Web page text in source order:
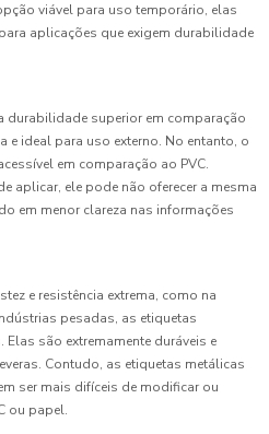
viável para uso temporário, elas
aplicações que exigem durabilidade
durabilidade superior em comparação
e ideal para uso externo. No entanto, o
em comparação ao PVC.
aplicar, ele pode não oferecer a mesma
em menor clareza nas informações
e resistência extrema, como na
pesadas, as etiquetas
são extremamente duráveis e
Contudo, as etiquetas metálicas
ser mais difíceis de modificar ou
ou papel.